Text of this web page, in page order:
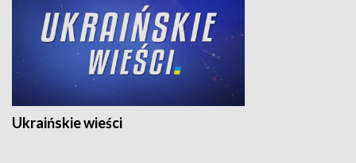
Ukraińskie wieści